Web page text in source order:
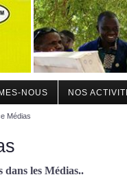
NOUS NOS
Médias
dans les Médias..